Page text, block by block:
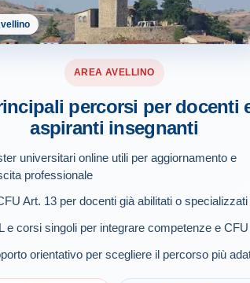
AREA AVELLINO
percorsi per docenti
aspiranti insegnanti
universitari online utili per aggiornamento e
professionale
Art. 13 per docenti già abilitati o specializzati
e corsi singoli per integrare competenze e CFU
orientativo per scegliere il percorso più